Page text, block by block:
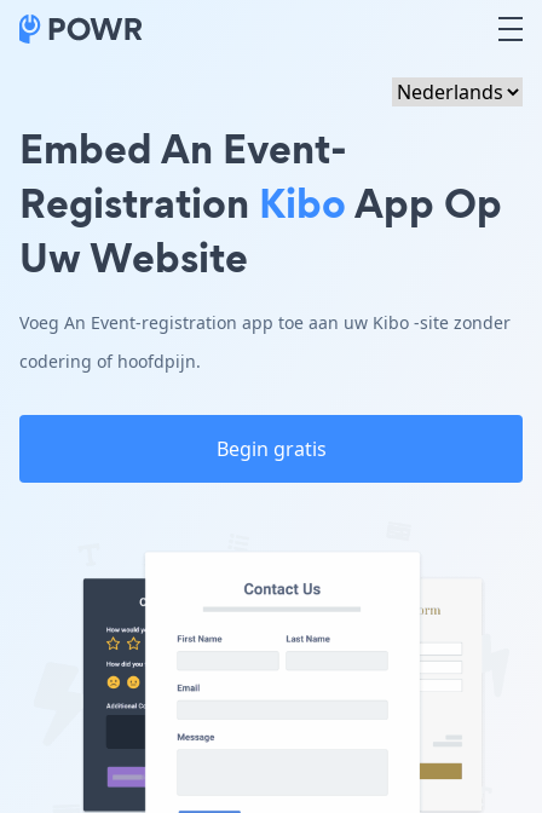
Embed An Event-
Registration KiboApp Op
Uw Website
Voeg An Event-registration app toe aan uw Kibo -site zonder
codering of hoofdpijn.
Begin gratis